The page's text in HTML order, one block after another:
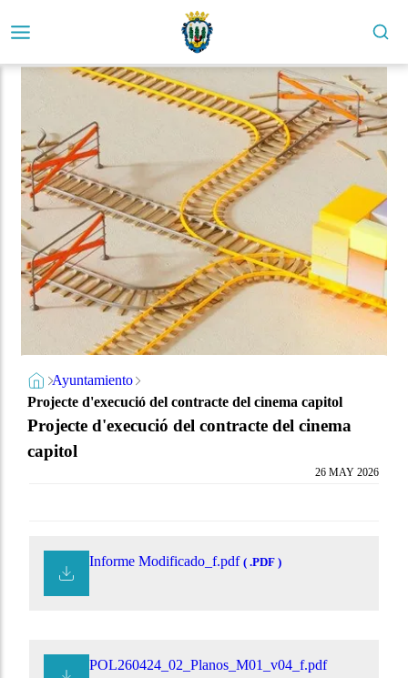
Ayuntamiento
Projecte d'execució del contracte del cinema capitol
Projecte d'execució del contracte del cinema
capitol
26 MAY 2026
Informe Modificado_f.pdf ( .PDF )
POL260424_02_Planos_M01_v04_f.pdf